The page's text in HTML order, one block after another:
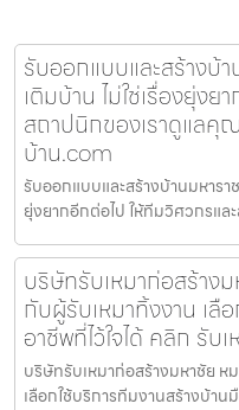
รับออกแบบและสร้างบ้
เติมบ้าน ไม่ใช่เรื่องยุ่ง
สถาปนิกของเราดูแลคุ
บ้าน.com
รับออกแบบและสร้างบ้านมหารา
ยุ่งยากอีกต่อไป ให้ทีมวิศวกรแ
บริษัทรับเหมาก่อสร้าง
กับผู้รับเหมาทิ้งงาน เลื
อาชีพที่ไว้ใจได้ คลิก รับ
บริษัทรับเหมาก่อสร้างมหาชัย
เลือกใช้บริการทีมงานสร้างบ้าน